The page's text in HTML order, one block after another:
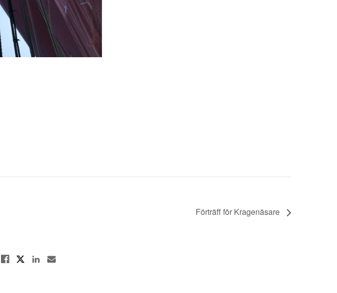
Förträff för Kragenäsare
Dela på Facebook
Dela på XDela på Linkedin
Dela med E-post